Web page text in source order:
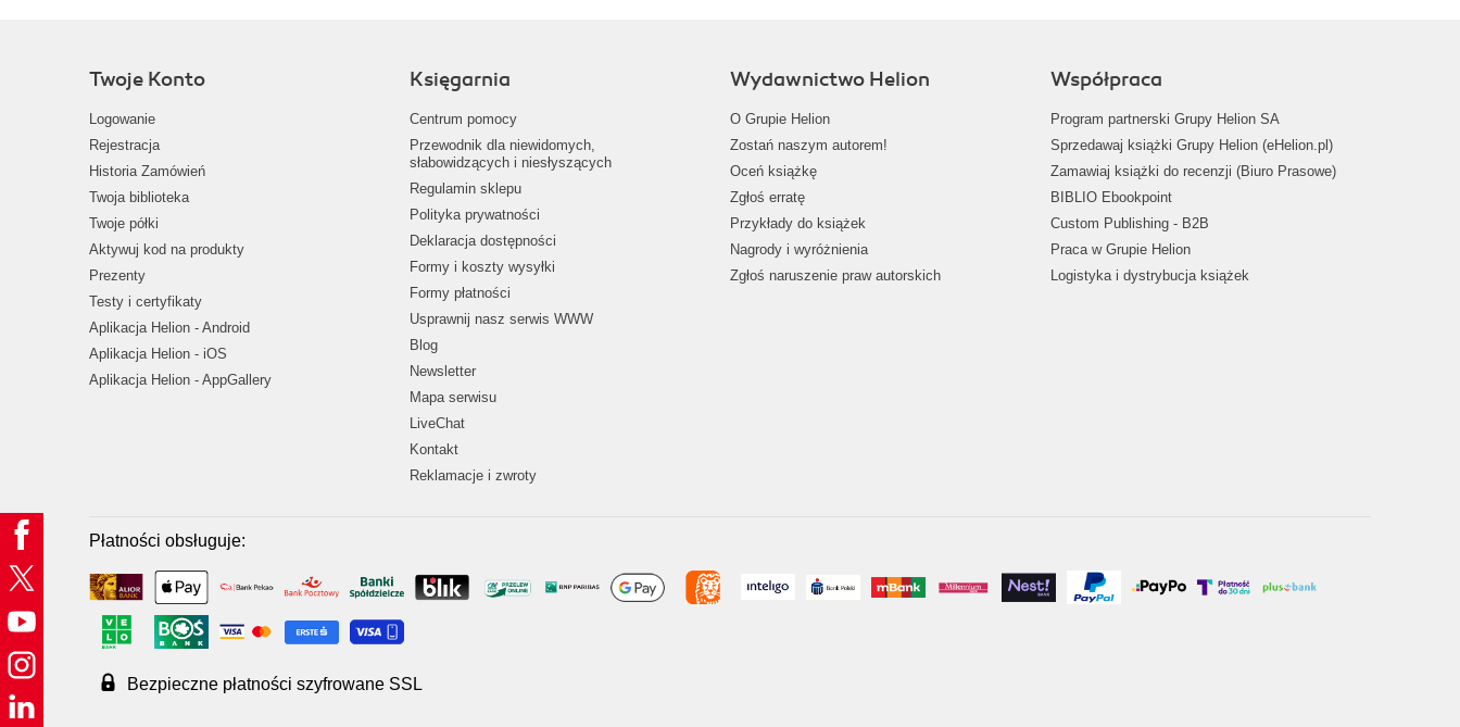
Twoje Konto
Logowanie
Rejestracja
Historia Zamówień
Twoja biblioteka
Twoje półki
Aktywuj kod na produkty
Prezenty
Testy i certyfikaty
Aplikacja Helion - Android
Aplikacja Helion - iOS
Aplikacja Helion - AppGallery
Księgarnia
Centrum pomocy
Przewodnik dla niewidomych,
słabowidzących i niesłyszących
Regulamin sklepu
Polityka prywatności
Deklaracja dostępności
Formy i koszty wysyłki
Formy płatności
Usprawnij nasz serwis WWW
Blog
Newsletter
Mapa serwisu
LiveChat
Kontakt
Reklamacje i zwroty
Wydawnictwo Helion
O Grupie Helion
Zostań naszym autorem!
Oceń książkę
Zgłoś erratę
Przykłady do książek
Nagrody i wyróżnienia
Zgłoś naruszenie praw autorskich
Współpraca
Program partnerski Grupy Helion SA
Sprzedawaj książki Grupy Helion (eHelion.pl)
Zamawiaj książki do recenzji (Biuro Prasowe)
BIBLIO Ebookpoint
Custom Publishing - B2B
Praca w Grupie Helion
Logistyka i dystrybucja książek
Płatności obsługuje:
Bezpieczne płatności szyfrowane SSL